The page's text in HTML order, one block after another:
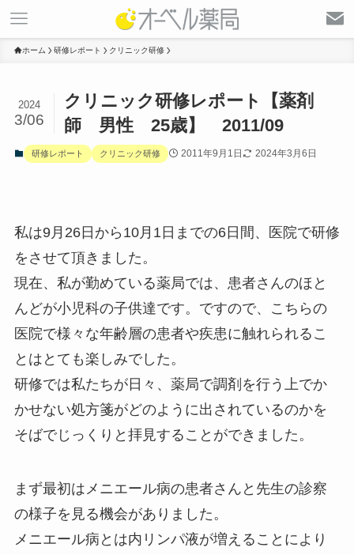
ホーム 研修レポート クリニック研修
クリニック研修レポート【薬剤
師 男性 25歳】 2011/09
2024
3/06
研修レポート クリニック研修 2011年9月1日 2024年3月6日
私は9月26日から10月1日までの6日間、医院で研修
をさせて頂きました。
現在、私が勤めている薬局では、患者さんのほと
んどが小児科の子供達です。ですので、こちらの
医院で様々な年齢層の患者や疾患に触れられるこ
とはとても楽しみでした。
研修では私たちが日々、薬局で調剤を行う上でか
かせない処方箋がどのように出されているのかを
そばでじっくりと拝見することができました。
まず最初はメニエール病の患者さんと先生の診察
の様子を見る機会がありました。
メニエール病とは内リンパ液が増えることにより